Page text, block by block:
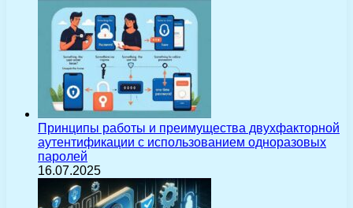
Принципы работы и преимущества двухфакторной
аутентификации с использованием одноразовых
паролей
16.07.2025